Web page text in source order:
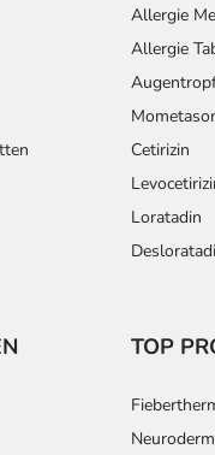
Allergie
Allergie
Cetirizin
Loratadin
TOP